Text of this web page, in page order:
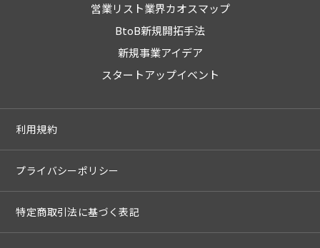
営業リスト業界カオスマップ
BtoB新規開拓手法
新規事業アイデア
スタートアップイベント
利用規約
プライバシーポリシー
特定商取引法に基づく表記